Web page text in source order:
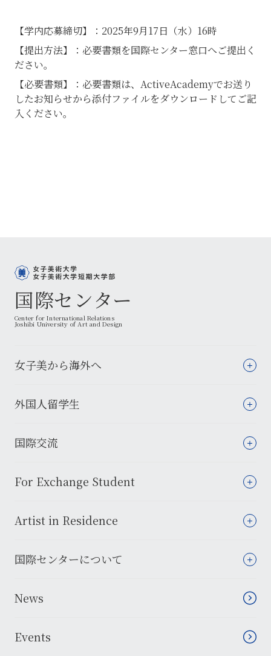
【学内応募締切】：2025年9月17日（水）16時
【提出方法】：必要書類を国際センター窓口へご提出く
ださい。
【必要書類】：必要書類は、ActiveAcademyでお送り
したお知らせから添付ファイルをダウンロードしてご記
入ください。
国際センター
Center for International Relations
Joshibi University of Art and Design
女子美から海外へ
外国人留学生
国際交流
For Exchange Student
Artist in Residence
国際センターについて
News
Events